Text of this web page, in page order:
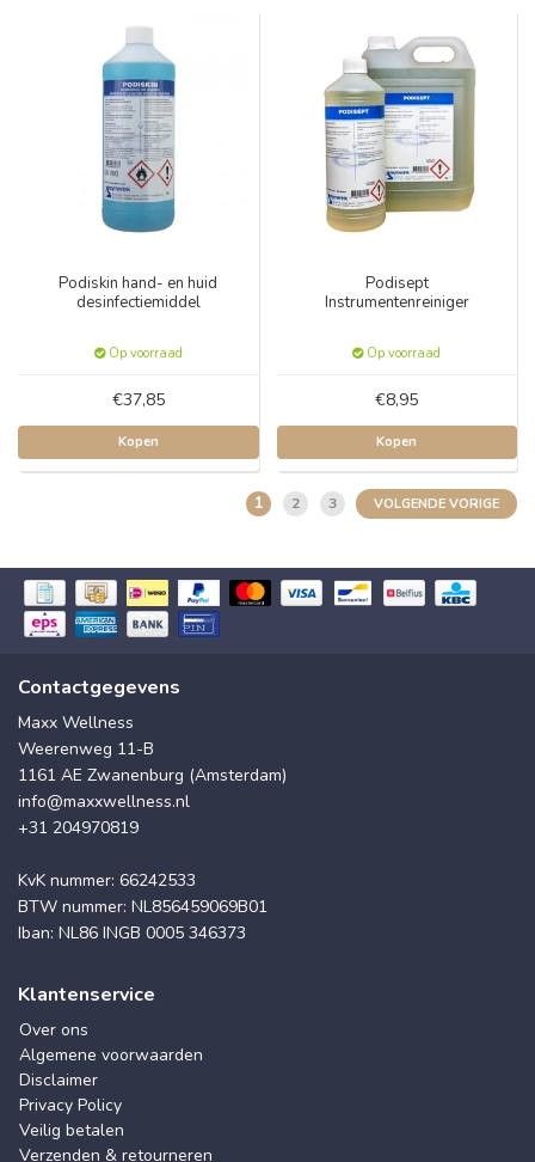
Podiskin hand- en huid
desinfectiemiddel
Op voorraad
€37,85
Kopen
Podisept
Instrumentenreiniger
Op voorraad
€8,95
Kopen
1 2 3 VOLGENDE VORIGE
Contactgegevens
Maxx Wellness
Weerenweg 11-B
1161 AE Zwanenburg (Amsterdam)
info@maxxwellness.nl
+31 204970819
KvK nummer: 66242533
BTW nummer: NL856459069B01
Iban: NL86 INGB 0005 346373
Klantenservice
Over ons
Algemene voorwaarden
Disclaimer
Privacy Policy
Veilig betalen
Verzenden & retourneren